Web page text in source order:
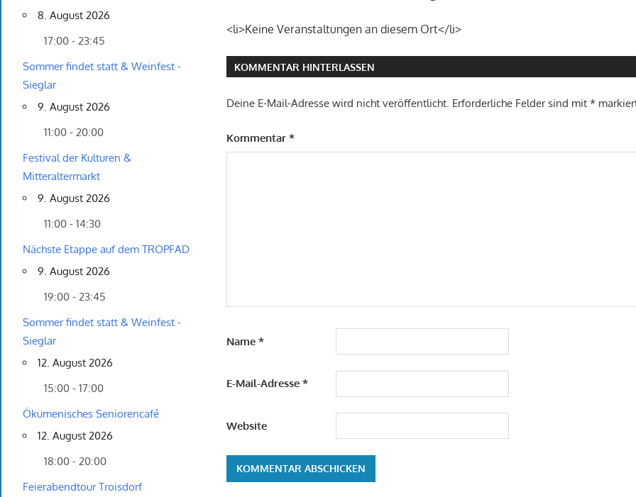
<li>Keine Veranstaltungen an diesem Ort</li>
KOMMENTAR HINTERLASSEN
Deine E-Mail-Adresse wird nicht veröffentlicht. Erforderliche Felder sind mit*
Kommentar*
Name*
E-Mail-Adresse*
Website
8. August 2026
17:00 - 23:45
Sommer findet statt & Weinfest -
Sieglar
9. August 2026
11:00 - 20:00
Festival der Kulturen &
Mitteraltermarkt
9. August 2026
11:00 - 14:30
Nächste Etappe auf dem TROPFAD
9. August 2026
19:00 - 23:45
Sommer findet statt & Weinfest -
Sieglar
12. August 2026
15:00 - 17:00
Ökumenisches Seniorencafé
12. August 2026
18:00 - 20:00
Feierabendtour Troisdorf